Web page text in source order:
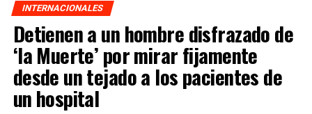
INTERNACIONALES
Detienen a un hombre disfrazado de
‘la Muerte’ por mirar fijamente
desde un tejado a los pacientes de
un hospital